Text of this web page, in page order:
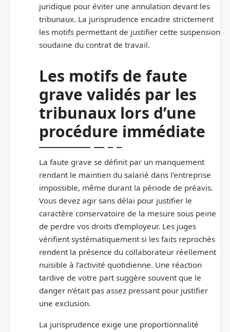
juridique pour éviter une annulation devant les
tribunaux. La jurisprudence encadre strictement
les motifs permettant de justifier cette suspension
soudaine du contrat de travail.
Les motifs de faute
grave validés par les
tribunaux lors d’une
procédure immédiate
La faute grave se définit par un manquement
rendant le maintien du salarié dans l’entreprise
impossible, même durant la période de préavis.
Vous devez agir sans délai pour justifier le
caractère conservatoire de la mesure sous peine
de perdre vos droits d’employeur. Les juges
vérifient systématiquement si les faits reprochés
rendent la présence du collaborateur réellement
nuisible à l’activité quotidienne. Une réaction
tardive de votre part suggère souvent que le
danger n’était pas assez pressant pour justifier
une exclusion.
La jurisprudence exige une proportionnalité